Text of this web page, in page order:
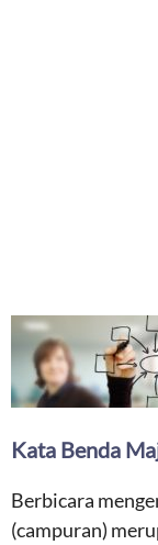
Kata Benda
Berbicara
(campuran)